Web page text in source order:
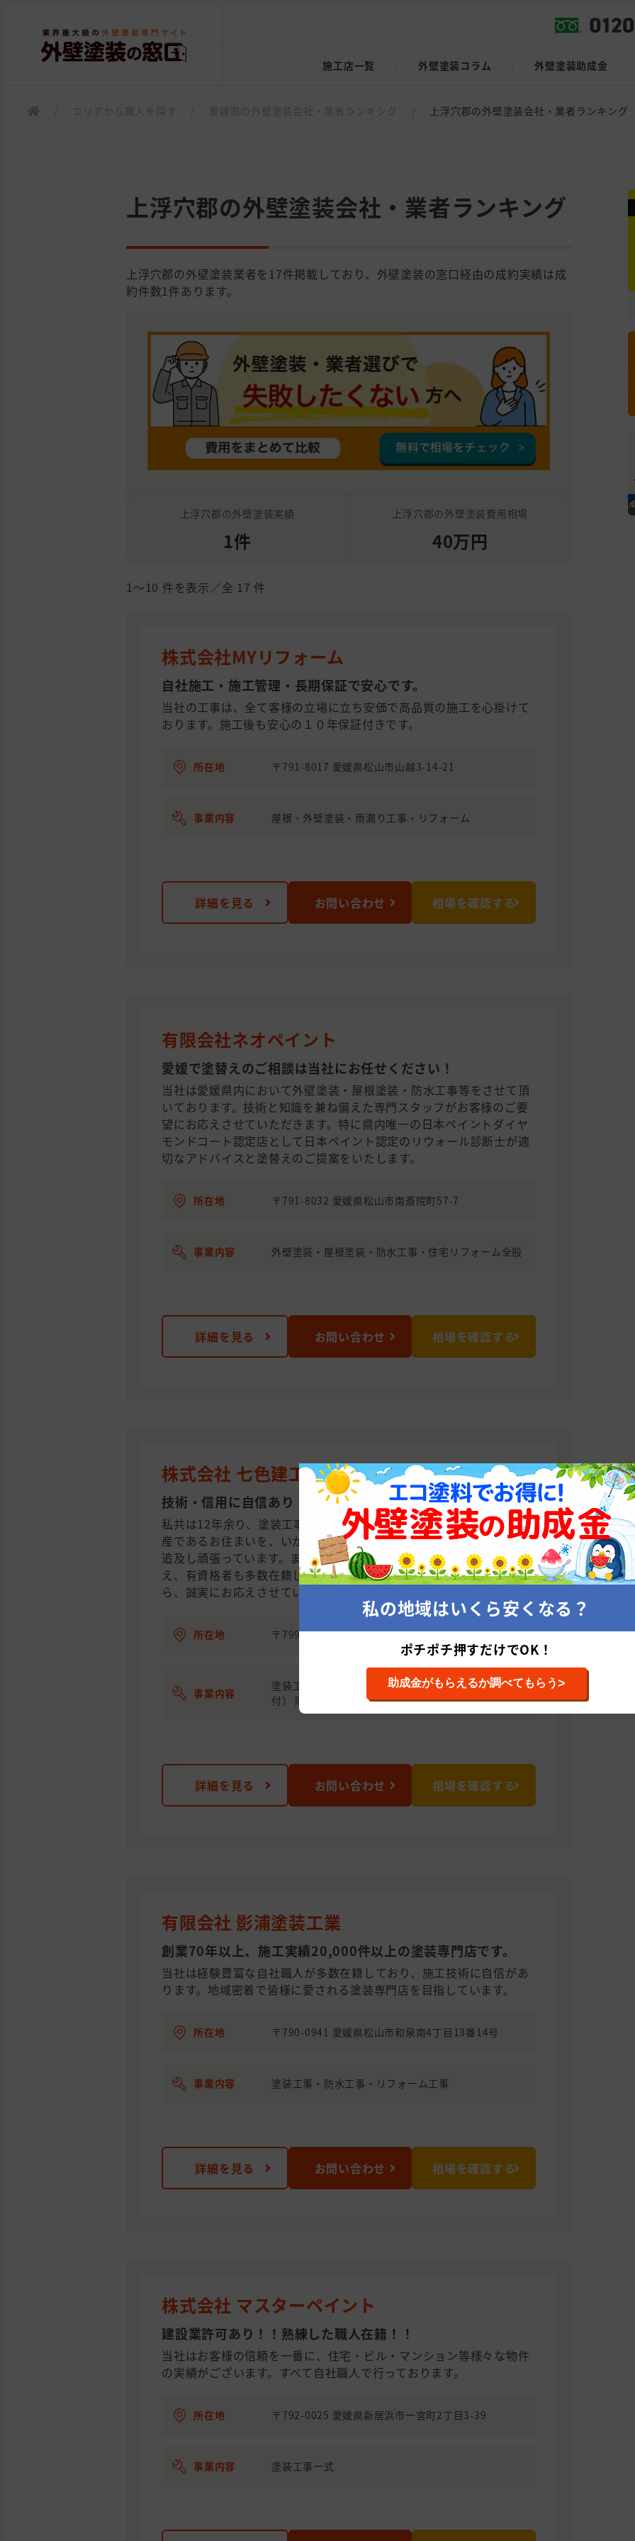
施工店一覧 外壁塗装コラム 外壁塗装助成金
上浮穴郡の外壁塗装会社・業者ランキング
上浮穴郡の外壁塗装会社・業者ランキング
上浮穴郡の外壁塗装業者を17件掲載しており、外壁塗装の窓口経由の成約実績は成
約件数1件あります。
上浮穴郡の外壁塗装実績
1件
上浮穴郡の外壁塗装費用相場
40万円
1〜10 件を表示／全 17 件
株式会社MYリフォーム
自社施工・施工管理・長期保証で安心です。
当社の工事は、全て客様の立場に立ち安価で高品質の施工を心掛けて
おります。施工後も安心の１０年保証付きです。
所在地 〒791-8017 愛媛県松山市山越3-14-21
事業内容 屋根・外壁塗装・雨漏り工事・リフォーム
詳細を見る お問い合わせ 相場を確認する
有限会社ネオペイント
愛媛で塗替えのご相談は当社にお任せください！
当社は愛媛県内において外壁塗装・屋根塗装・防水工事等をさせて頂
いております。技術と知識を兼ね備えた専門スタッフがお客様のご要
望にお応えさせていただきます。特に県内唯一の日本ペイントダイヤ
モンドコート認定店として日本ペイント認定のリウォール診断士が適
切なアドバイスと塗替えのご提案をいたします。
所在地 〒791-8032 愛媛県松山市南斎院町57-7
事業内容 外壁塗装・屋根塗装・防水工事・住宅リフォーム全般
詳細を見る お問い合わせ 相場を確認する
株式会社 七色建工
技術・信用に自信あり！塗替えは完全自社施工の七色建工へ！
私共は12年余り、塗装工事を専門に営んでまいりました。お客様の財
産であるお住まいを、いかに長く･強く･美しく維持していくかを日々
追及し頑張っています。また、住宅塗装に熟知した専門スタッフに加
え、有資格者も多数在籍しています。何らかの形でご縁がありました
ら、誠実にお応えさせていただきます。
所在地 〒7992653 愛媛県松山市権現町甲827番地2
事業内容
塗装工事全般 （外壁，屋根，鉄骨，橋梁，家具，吹
付） 防水工事 （屋上防水，ﾍﾞﾗﾝﾀﾞ防水，...
詳細を見る お問い合わせ 相場を確認する
有限会社 影浦塗装工業
創業70年以上、施工実績20,000件以上の塗装専門店です。
当社は経験豊富な自社職人が多数在籍しており、施工技術に自信があ
ります。地域密着で皆様に愛される塗装専門店を目指しています。
所在地 〒790-0941 愛媛県松山市和泉南4丁目13番14号
事業内容 塗装工事・防水工事・リフォーム工事
詳細を見る お問い合わせ 相場を確認する
株式会社 マスターペイント
建設業許可あり！！熟練した職人在籍！！
当社はお客様の信頼を一番に、住宅・ビル・マンション等様々な物件
の実績がございます。すべて自社職人で行っております。
所在地 〒792-0025 愛媛県新居浜市一宮町2丁目3-39
事業内容 塗装工事一式
私の地域はいくら安くなる？
ポチポチ押すだけでOK！
助成金がもらえるか調べてもらう>